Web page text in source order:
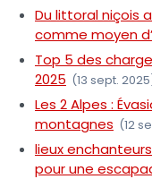
Du littoral niçois
comme moyen
Top 5 des
2025 (13 sept.
Les 2 Alpes :
montagnes (12
lieux
pour une